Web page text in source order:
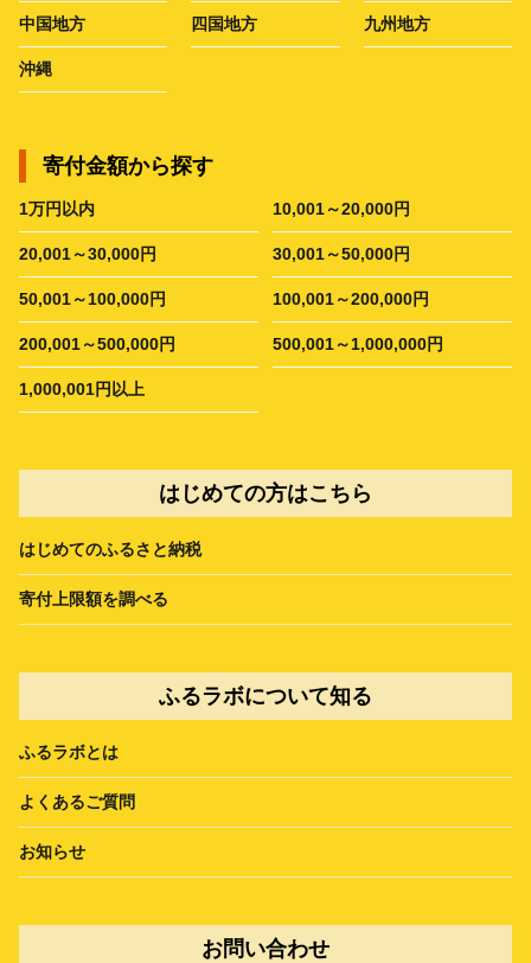
中国地方 四国地方 九州地方
沖縄
寄付金額から探す
1万円以内 10,001～20,000円
20,001～30,000円 30,001～50,000円
50,001～100,000円 100,001～200,000円
200,001～500,000円 500,001～1,000,000円
1,000,001円以上
はじめての方はこちら
はじめてのふるさと納税
寄付上限額を調べる
ふるラボについて知る
ふるラボとは
よくあるご質問
お知らせ
お問い合わせ